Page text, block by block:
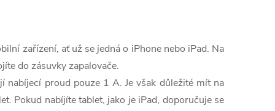
zařízení, ať už se jedná o iPhone nebo iPad. Na
do zásuvky zapalovače.
nabíjecí proud pouze 1 A. Je však důležité mít na
Pokud nabíjíte tablet, jako je iPad, doporučuje se